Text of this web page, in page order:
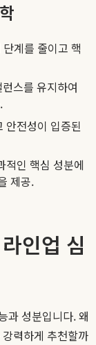
계를 줄이고 핵
스를 유지하여
안전성이 입증된
적인 핵심 성분에
제공.
인업 심
과 성분입니다. 왜
력하게 추천할까